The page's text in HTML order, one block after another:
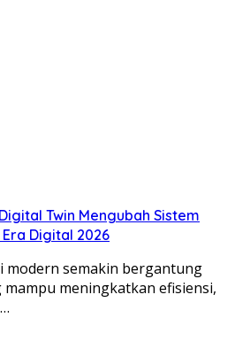
Twin Mengubah Sistem
Digital 2026
modern semakin bergantung
meningkatkan efisiensi,